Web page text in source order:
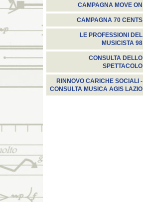
CAMPAGNA MOVE ON
CAMPAGNA 70 CENTS
LE PROFESSIONI DEL
MUSICISTA 98
CONSULTA DELLO
SPETTACOLO
RINNOVO CARICHE SOCIALI -
CONSULTA MUSICA AGIS LAZIO